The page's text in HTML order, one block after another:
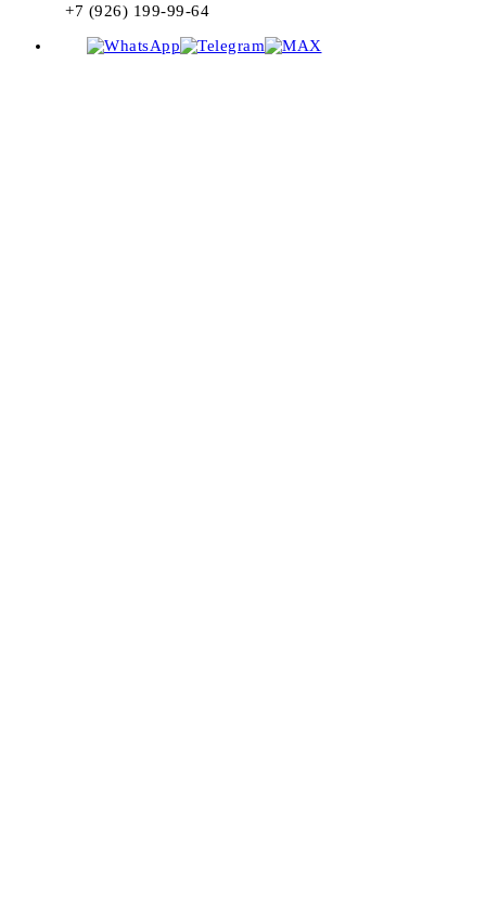
+7 (926) 199-99-64